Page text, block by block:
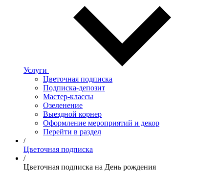
Услуги
Цветочная подписка
Подписка-депозит
Мастер-классы
Озеленение
Выездной корнер
Оформление мероприятий и декор
Перейти в раздел
/
Цветочная подписка
/
Цветочная подписка на День рождения